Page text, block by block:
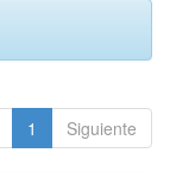
1 Siguiente